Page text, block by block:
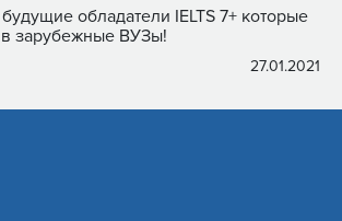
обладатели IELTS 7+ которые
в зарубежные ВУЗы!
27.01.2021